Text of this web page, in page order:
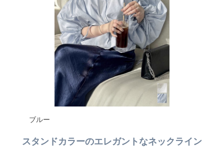
ブルー
スタンドカラーのエレガントなネックライン